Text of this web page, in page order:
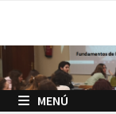
contenido
MENÚ